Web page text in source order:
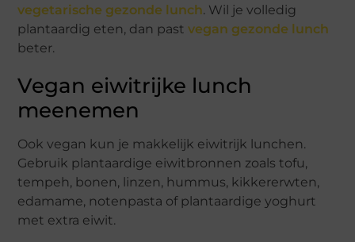
vegetarische gezonde lunch. Wil je volledig
plantaardig eten, dan pastvegan gezonde lunch
beter.
Vegan eiwitrijke lunch
meenemen
Ook vegan kun je makkelijk eiwitrijk lunchen.
Gebruik plantaardige eiwitbronnen zoals tofu,
tempeh, bonen, linzen, hummus, kikkererwten,
edamame, notenpasta of plantaardige yoghurt
met extra eiwit.